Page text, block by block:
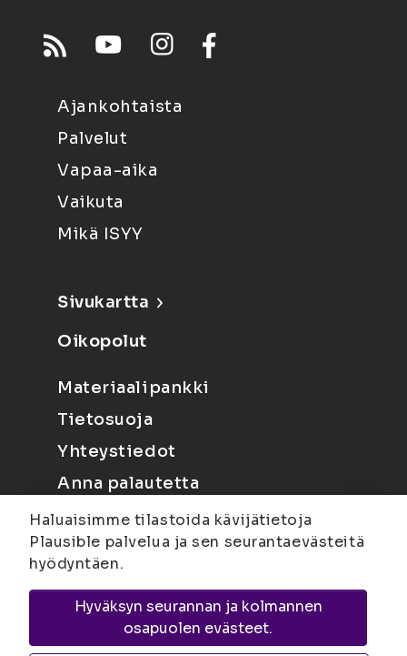
Ajankohtaista
Palvelut
Vapaa-aika
Vaikuta
Mikä ISYY
Sivukartta
Oikopolut
Materiaalipankki
Tietosuoja
Yhteystiedot
Anna palautetta
Joensuu
Suvantokatu 6, 80100 Joensuu |
KuopioYliopistonranta 15, PL 1627, 70211
Haluaisimme tilastoida kävijätietoja
Plausible palvelua ja sen seurantaevästeitä
hyödyntäen.
Hyväksyn seurannan ja kolmannen
osapuolen evästeet.